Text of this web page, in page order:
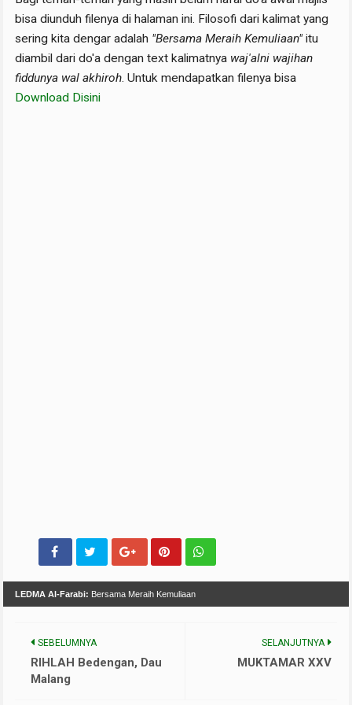
bisa diunduh filenya di halaman ini. Filosofi dari kalimat yang
sering kita dengar adalah "Bersama Meraih Kemuliaan" itu
diambil dari do'a dengan text kalimatnya waj'alni wajihan
fiddunya wal akhiroh. Untuk mendapatkan filenyabisa
Download Disini
LEDMA Al-Farabi: Bersama Meraih Kemuliaan
SELANJUTNYA
MUKTAMAR XXV
SEBELUMNYA
RIHLAH Bedengan, Dau
Malang